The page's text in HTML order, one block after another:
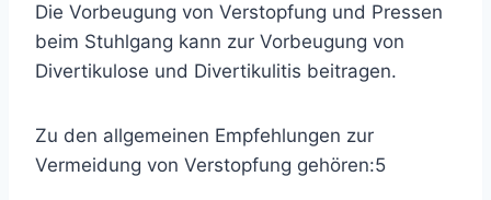
Die Vorbeugung von Verstopfung und Pressen
beim Stuhlgang kann zur Vorbeugung von
Divertikulose und Divertikulitis beitragen.
Zu den allgemeinen Empfehlungen zur
Vermeidung von Verstopfung gehören:5